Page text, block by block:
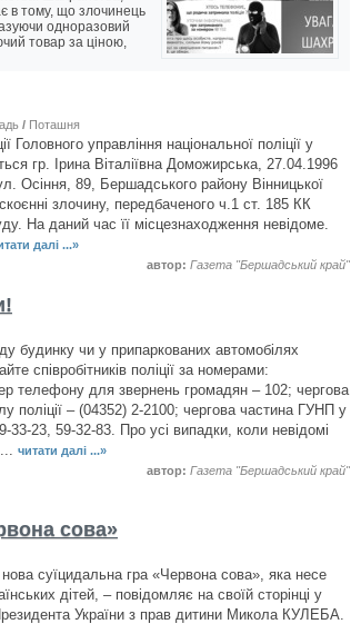
в тому, що злочинець
одноразовий
товар за ціною,
/ Поташня
Головного управління національної поліції у
гр. Ірина Віталіївна Доможирська, 27.04.1996
Осіння, 89, Бершадського району Вінницької
злочину, передбаченого ч.1 ст. 185 КК
На даний час її місцезнаходження невідоме.
далі ...»
автор: Газета "Бершадський край"
будинку чи у припаркованих автомобілях
співробітників поліції за номерами:
телефону для звернень громадян – 102; чергова
поліції – (04352) 2-2100; чергова частина ГУНП у
33-23, 59-32-83. Про усі випадки, коли невідомі
читати далі ...»
автор: Газета "Бершадський край"
сова»
нова суїцидальна гра «Червона сова», яка несе
дітей, – повідомляє на своїй сторінці у
України з прав дитини Микола КУЛЕБА.